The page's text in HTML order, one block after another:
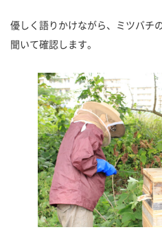
優しく語りかけながら、ミツバチ
聞いて確認します。